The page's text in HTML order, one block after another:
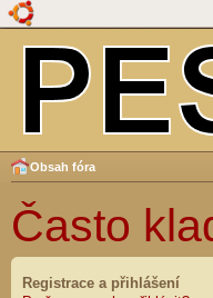
Obsah fóra
Často
Registrace a přihlášení